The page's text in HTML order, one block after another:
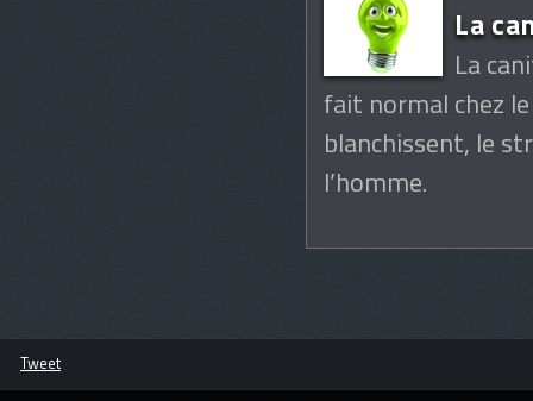
La
La
fait normal chez le
blanchissent, le
l’homme.
Tweet